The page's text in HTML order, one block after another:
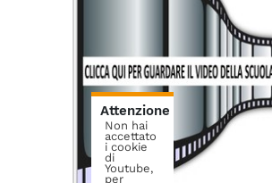
Attenzione
Non hai
accettato
i cookie
di
Youtube,
per